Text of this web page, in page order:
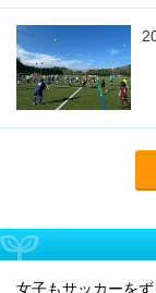
女子もサッカーを